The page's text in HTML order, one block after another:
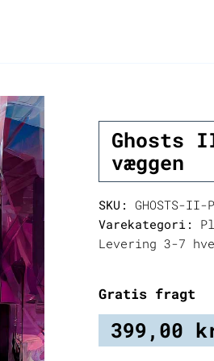
Ghosts
væggen
SKU:
GHOSTS-II-
Varekategori:
Levering 3-7
Gratis fragt
399,00